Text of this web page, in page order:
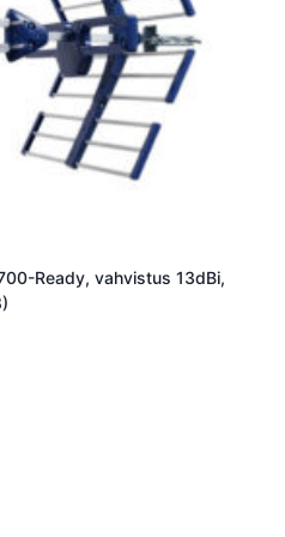
Ready, vahvistus 13dBi,